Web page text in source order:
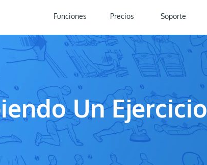
Funciones Precios Soporte
Un Ejercicio